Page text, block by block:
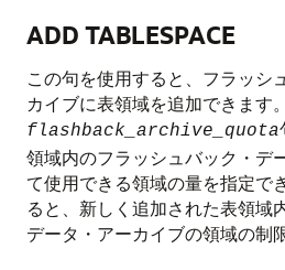
ADD TABLESPACE
この句を使用すると、フラッシ
カイブに表領域を追加できます。
flashback_archive_quota
領域内のフラッシュバック・デ
て使用できる領域の量を指定で
ると、新しく追加された表領域
データ・アーカイブの領域の制